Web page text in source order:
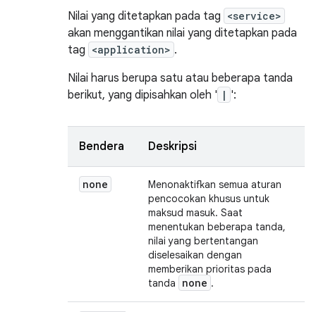
Nilai yang ditetapkan pada tag <service>
akan menggantikan nilai yang ditetapkan pada
tag <application> .
Nilai harus berupa satu atau beberapa tanda
berikut, yang dipisahkan oleh ' | ':
Bendera Deskripsi
none
Menonaktifkan semua aturan
pencocokan khusus untuk
maksud masuk. Saat
menentukan beberapa tanda,
nilai yang bertentangan
diselesaikan dengan
memberikan prioritas pada
tanda
none .